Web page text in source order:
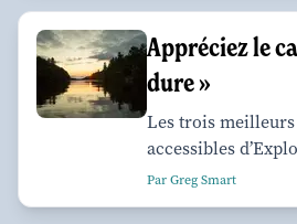
Appréciez le
dure »
Les trois
accessibles
Par Greg Smart